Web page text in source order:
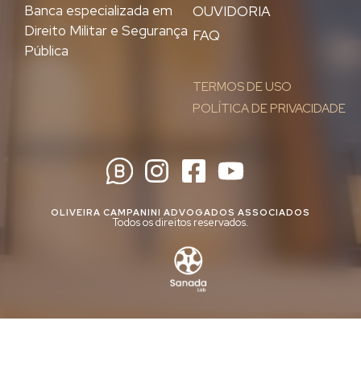
OUVIDORIA
FAQ
TERMOS DE USO
POLÍTICA DE PRIVACIDADE
Banca especializada em
Direito Militar e Segurança
Pública
OLIVEIRA CAMPANINI ADVOGADOS ASSOCIADOS
Todos os direitos reservados.